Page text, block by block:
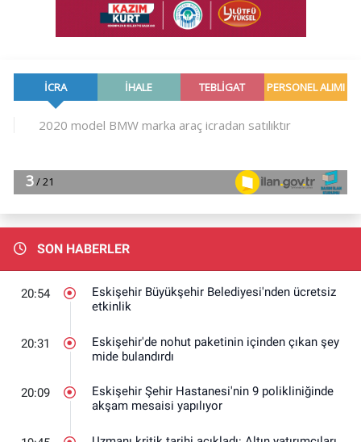
SON HABERLER
20:54
Eskişehir Büyükşehir Belediyesi'nden ücretsiz
etkinlik
20:31
Eskişehir'de nohut paketinin içinden çıkan şey
mide bulandırdı
20:09
Eskişehir Şehir Hastanesi'nin 9 polikliniğinde
akşam mesaisi yapılıyor